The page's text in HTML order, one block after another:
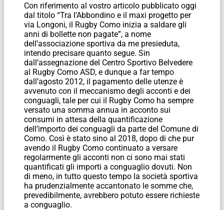
Con riferimento al vostro articolo pubblicato oggi
dal titolo “Tra l’Abbondino e il maxi progetto per
via Longoni, il Rugby Como inizia a saldare gli
anni di bollette non pagate”, a nome
dell’associazione sportiva da me presieduta,
intendo precisare quanto segue. Sin
dall’assegnazione del Centro Sportivo Belvedere
al Rugby Como ASD, e dunque a far tempo
dall’agosto 2012, il pagamento delle utenze è
avvenuto con il meccanismo degli acconti e dei
conguagli, tale per cui il Rugby Como ha sempre
versato una somma annua in acconto sui
consumi in attesa della quantificazione
dell’importo dei conguagli da parte del Comune di
Como. Così è stato sino al 2018, dopo di che pur
avendo il Rugby Como continuato a versare
regolarmente gli acconti non ci sono mai stati
quantificati gli importi a conguaglio dovuti. Non
di meno, in tutto questo tempo la società sportiva
ha prudenzialmente accantonato le somme che,
prevedibilmente, avrebbero potuto essere richieste
a conguaglio.